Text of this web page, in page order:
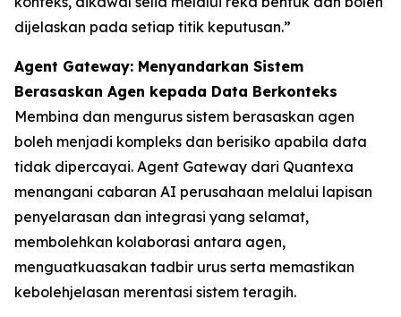
dijelaskan pada setiap titik keputusan.”
Agent Gateway: Menyandarkan Sistem
Berasaskan Agen kepada Data Berkonteks
Membina dan mengurus sistem berasaskan agen
boleh menjadi kompleks dan berisiko apabila data
tidak dipercayai. Agent Gateway dari Quantexa
menangani cabaran AI perusahaan melalui lapisan
penyelarasan dan integrasi yang selamat,
membolehkan kolaborasi antara agen,
menguatkuasakan tadbir urus serta memastikan
kebolehjelasan merentasi sistem teragih.